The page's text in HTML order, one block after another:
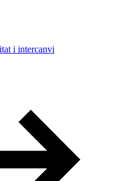
i intercanvi